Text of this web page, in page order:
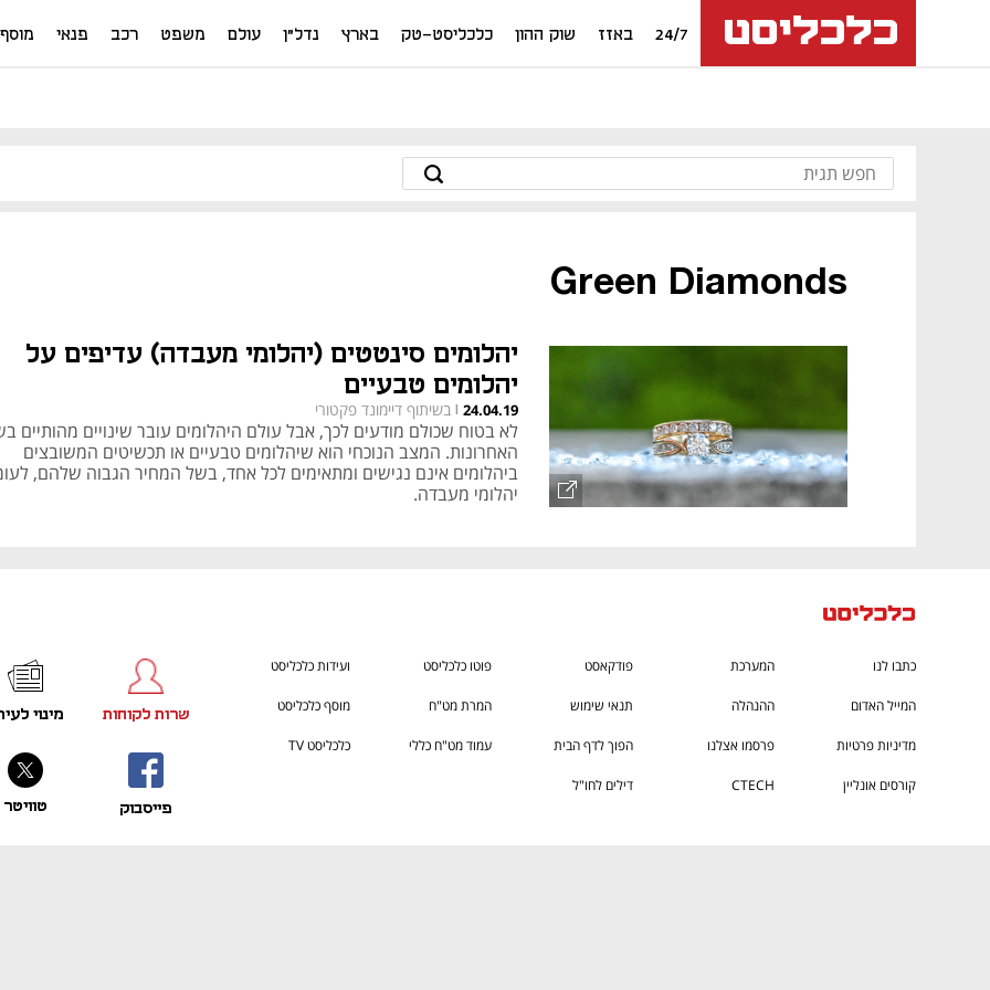
24/7 באזז שוק ההון כלכליסט-טק בארץ נדל"ן עולם משפט רכב פנאי מוסף
Green Diamonds
יהלומים סינטטים (יהלומי מעבדה) עדיפים על
יהלומים טבעיים
24.04.19
| בשיתוף דיימונד פקטורי
לא בטוח שכולם מודעים לכך, אבל עולם היהלומים עובר שינויים מהותיים
האחרונות. המצב הנוכחי הוא שיהלומים טבעיים או תכשיטים המשובצים
ביהלומים אינם נגישים ומתאימים לכל אחד, בשל המחיר הגבוה שלהם,
יהלומי מעבדה.
כתבו לנו המערכת פודקאסט פוטו כלכליסט ועידות כלכליסט
המייל האדום ההנהלה תנאי שימוש המרת מט"ח מוסף כלכליסט
מדיניות פרטיות פרסמו אצלנו הפוך לדף הבית עמוד מט"ח כללי כלכליסט TV
קורסים אונליין CTECH
דילים לחו"ל
פייסבוק
שרות לקוחות
טוויטר
מינוי